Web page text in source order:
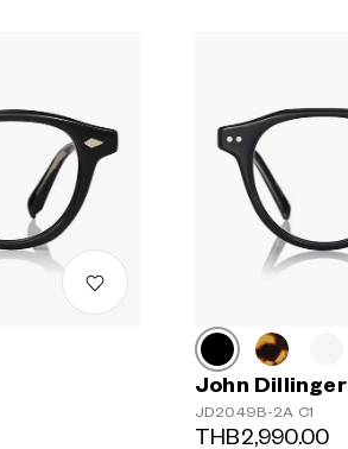
John Dillinger
JD2049B-2A C1
THB2,990.00